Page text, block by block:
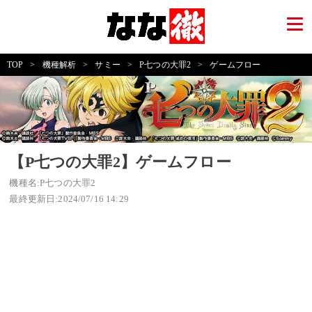
TOP > 機種解析 > サミー > P七つの大罪2 > ゲームフロー
【P七つの大罪2】ゲームフロー
機種名:P七つの大罪2
最終更新日:2024/07/16 14:29